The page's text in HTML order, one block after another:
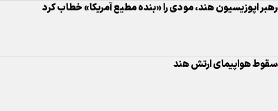
رهبر اپوزیسیون هند، مودی را «بنده مطیع آمریکا» خطاب کرد
سقوط هواپیمای ارتش هند